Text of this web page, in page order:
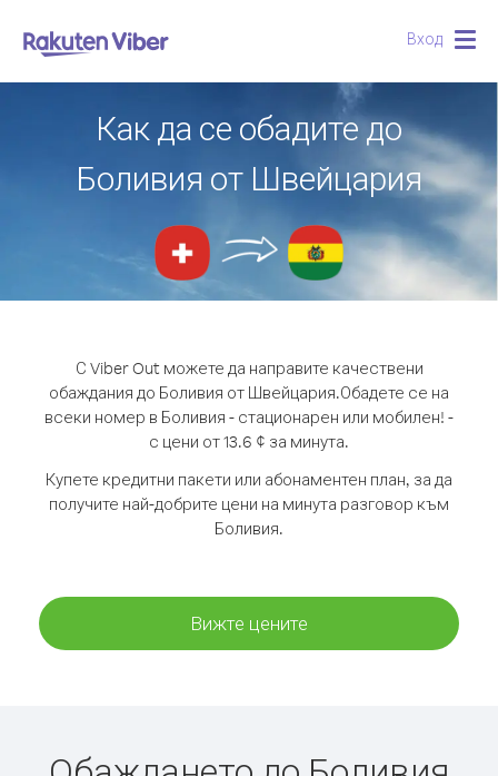
Вход
Как да се обадите до
Боливия от Швейцария
С Viber Out можете да направите качествени
обаждания до Боливия от Швейцария.Обадете се на
всеки номер в Боливия - стационарен или мобилен! -
с цени от 13.6 ¢ за минута.
Купете кредитни пакети или абонаментен план, за да
получите най-добрите цени на минута разговор към
Боливия.
Вижте цените